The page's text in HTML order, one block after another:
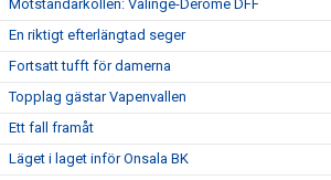
Motståndarkollen: Valinge-Derome DFF
En riktigt efterlängtad seger
Fortsatt tufft för damerna
Topplag gästar Vapenvallen
Ett fall framåt
Läget i laget inför Onsala BK